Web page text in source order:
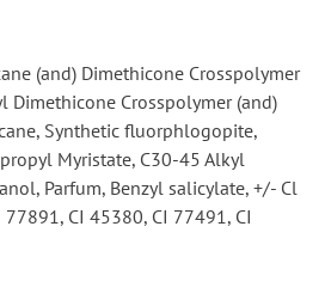
(and) Dimethicone Crosspolymer
Dimethicone Crosspolymer (and)
Synthetic fluorphlogopite,
Myristate, C30-45 Alkyl
Parfum, Benzyl salicylate, +/- Cl
CI 45380, CI 77491, CI